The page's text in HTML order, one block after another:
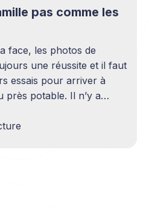
pas comme les
face, les photos de
une réussite et il faut
essais pour arriver à
près potable. Il n’y a